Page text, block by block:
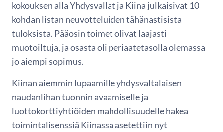
kokouksen alla Yhdysvallat ja Kiina julkaisivat 10
kohdan listan neuvotteluiden tähänastisista
tuloksista. Pääosin toimet olivat laajasti
muotoiltuja, ja osasta oli periaatetasolla olemassa
jo aiempi sopimus.
Kiinan aiemmin lupaamille yhdysvaltalaisen
naudanlihan tuonnin avaamiselle ja
luottokorttiyhtiöiden mahdollisuudelle hakea
toimintalisenssiä Kiinassa asetettiin nyt